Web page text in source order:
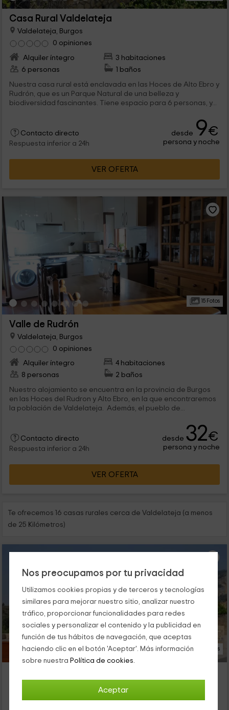
Nos preocupamos por tu privacidad
Utilizamos cookies propias y de terceros y tecnologías
similares para mejorar nuestro sitio, analizar nuestro
tráfico, proporcionar funcionalidades para redes
sociales y personalizar el contenido y la publicidad en
función de tus hábitos de navegación, que aceptas
haciendo clic en el botón 'Aceptar'. Más información
sobre nuestra Política de cookies.
Aceptar
Casa Rural Valdelateja
Valdelateja, Burgos
0 opiniones
Alquiler íntegro
3 habitaciones
6 personas
1 baños
Nuestra casa rural está enclavada en las Hoces de Alto Ebro y
Rudrón, que es un Parque Natural de una belleza y
biodiversidad fascinantes. Tiene espacio para 6 personas, y...
Contacto directo
Respuesta inferior a 24h
desde 9€
persona y noche
VER OFERTA
15 Fotos
Valle de Rudrón
Valdelateja, Burgos
0 opiniones
Alquiler íntegro
4 habitaciones
8 personas
2 baños
Nuestro alojamiento se encuentra en la provincia de Burgos
en las Hoces del Rudron y Alto Ebro, en la que encontraremos
la población de Valdelateja. Además, el pueblo de...
Contacto directo
Respuesta inferior a 24h
desde 32€
persona y noche
VER OFERTA
Te ofrecemos 16 casas rurales cerca de Valdelateja (a menos
de 25 Kilómetros)
18 Fotos